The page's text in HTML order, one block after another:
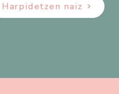
Harpidetzen naiz